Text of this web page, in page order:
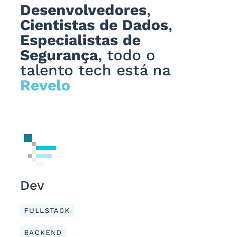
Desenvolvedores,
Cientistas de Dados,
Especialistas de
Segurança, todo o
talento tech está na
Revelo
Dev
FULLSTACK
BACKEND